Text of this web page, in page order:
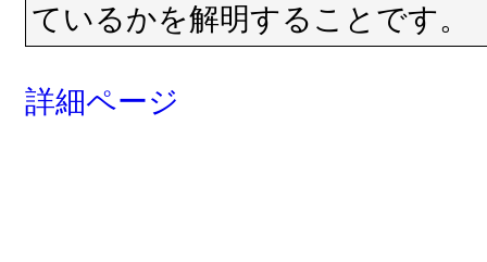
ているかを解明することです。
詳細ページ